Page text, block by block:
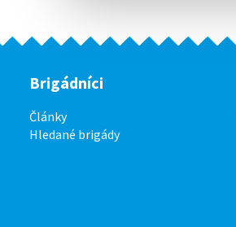
Brigádníci
Články
Hledané brigády